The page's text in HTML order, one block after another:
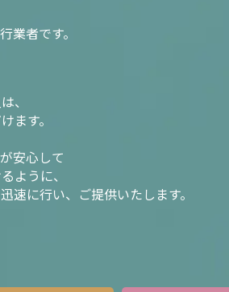
業者です。
、
ます。
安心して
ように、
速に行い、ご提供いたします。